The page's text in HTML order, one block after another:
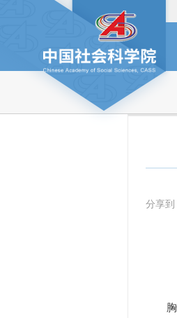
分享到
胸怀